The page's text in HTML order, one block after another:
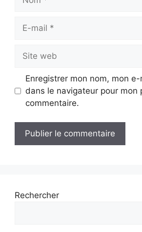
Site
web
Enregistrer mon nom, mon
dans le navigateur pour mon
commentaire.
Rechercher